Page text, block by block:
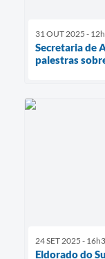
31 OUT 2025 -
Secretaria de
palestras
24 SET 2025 -
Eldorado do